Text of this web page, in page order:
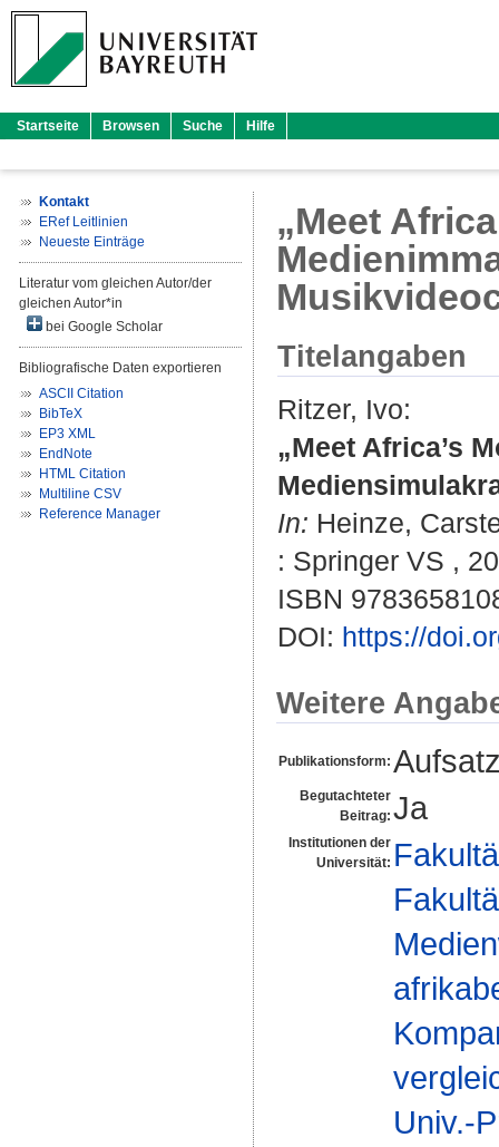
Startseite Browsen Suche Hilfe
Kontakt
ERef Leitlinien
Neueste Einträge
Literatur vom gleichen Autor/der
gleichen Autor*in
bei Google Scholar
Bibliografische Daten exportieren
ASCII Citation
BibTeX
EP3 XML
EndNote
HTML Citation
Multiline CSV
Reference Manager
„Meet
Titelangaben
Ritzer, Ivo:
„Meet Africa’s
In: Heinze,
: Springer VS ,
ISBN
DOI: https://
Weitere
Publikationsform:
Begutachteter
Beitrag: Ja
Institutionen der
Universität:
Univ.-